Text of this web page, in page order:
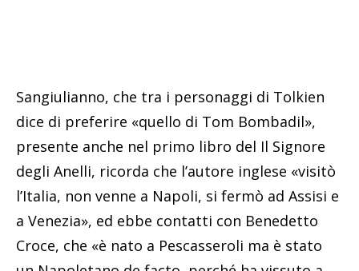
Sangiulianno, che tra i personaggi di Tolkien
dice di preferire «quello di Tom Bombadil»,
presente anche nel primo libro del Il Signore
degli Anelli, ricorda che l’autore inglese «visitò
l’Italia, non venne a Napoli, si fermò ad Assisi e
a Venezia», ed ebbe contatti con Benedetto
Croce, che «è nato a Pescasseroli ma è stato